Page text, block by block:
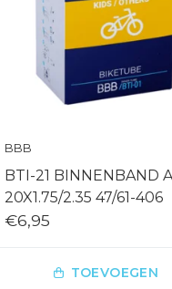
BBB
BTI-21 BINNENBAND
20X1.75/2.35 47/61-406
€6,95
TOEVOEGEN